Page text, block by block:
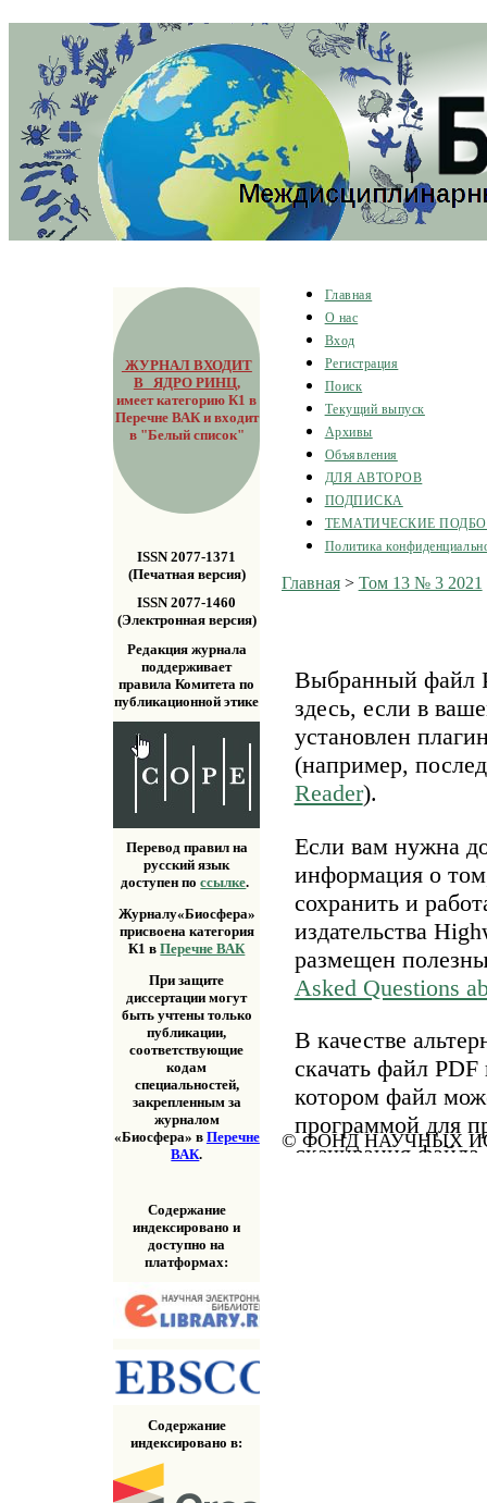
ЖУРНАЛ ВХОДИТ
В ЯДРО РИНЦ,
имеет категорию К1 в
Перечне ВАК и входит
в "Белый список"
ISSN 2077-1371
(Печатная версия)
ISSN 2077-1460
(Электронная версия)
Редакция журнала
поддерживает
правила Комитета по
публикационной этике
Перевод правил на
русский язык
доступен поссылке.
Журналу«Биосфера»
присвоена категория
К1 вПеречне ВАК
При защите
диссертации могут
быть учтены только
публикации,
соответствующие
кодам
специальностей,
закрепленным за
журналом
«Биосфера» в Перечне
ВАК.
Содержание
индексировано и
доступно на
платформах:
Содержание
индексировано в:
Главная
О нас
Вход
Регистрация
Поиск
Текущий выпуск
Архивы
Объявления
ДЛЯ АВТОРОВ
ПОДПИСКА
ТЕМАТИЧЕСКИЕ
Политика
Главная> Том 13 № 3 2021
Выбранный файл
здесь, если в
установлен
(например,
Reader).
Если вам нужна
информация о
сохранить и
издательства
размещен
Asked Questions
В качестве
скачать файл
котором файл
программой для
скачивания
© ФОНД НАУЧНЫХ